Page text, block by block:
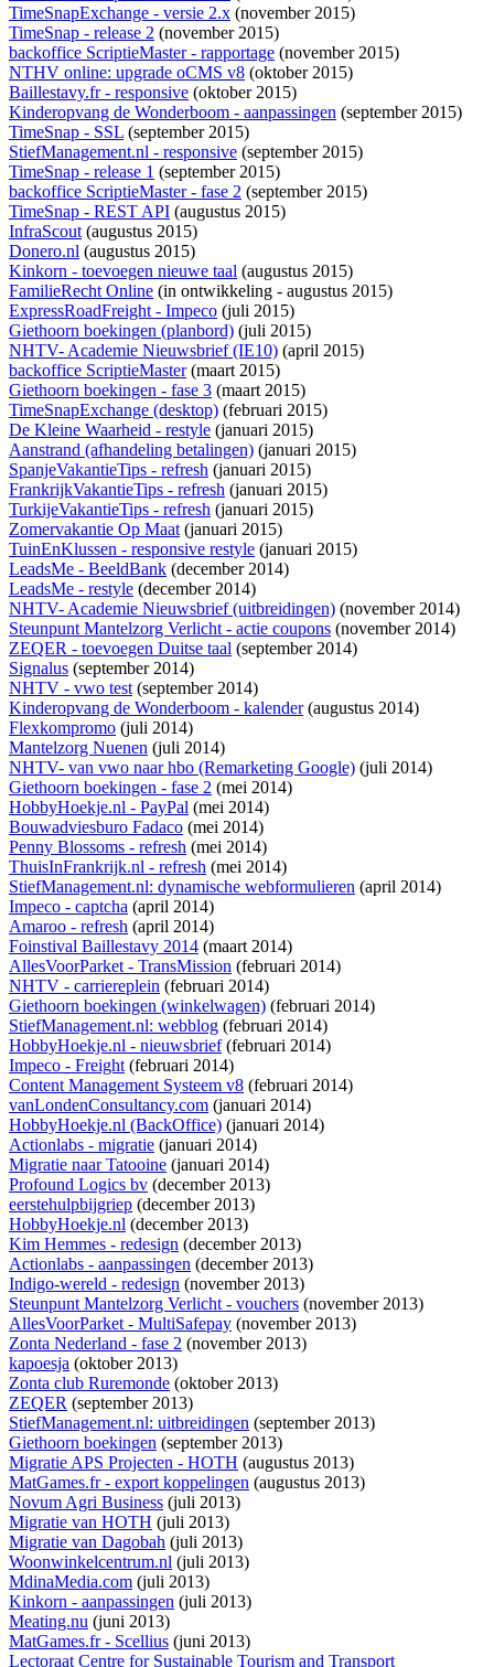
TimeSnapExchange - versie 2.x (november 2015)
TimeSnap - release 2 (november 2015)
backoffice ScriptieMaster - rapportage (november 2015)
NTHV online: upgrade oCMS v8 (oktober 2015)
Baillestavy.fr - responsive (oktober 2015)
Kinderopvang de Wonderboom - aanpassingen (september 2015)
TimeSnap - SSL (september 2015)
StiefManagement.nl - responsive (september 2015)
TimeSnap - release 1 (september 2015)
backoffice ScriptieMaster - fase 2 (september 2015)
TimeSnap - REST API (augustus 2015)
InfraScout(augustus 2015)
Donero.nl (augustus 2015)
Kinkorn - toevoegen nieuwe taal (augustus 2015)
FamilieRecht Online (in ontwikkeling - augustus 2015)
ExpressRoadFreight - Impeco (juli 2015)
Giethoorn boekingen (planbord) (juli 2015)
NHTV- Academie Nieuwsbrief (IE10) (april 2015)
backoffice ScriptieMaster(maart 2015)
Giethoorn boekingen - fase 3 (maart 2015)
TimeSnapExchange (desktop) (februari 2015)
De Kleine Waarheid - restyle (januari 2015)
Aanstrand (afhandeling betalingen) (januari 2015)
SpanjeVakantieTips - refresh (januari 2015)
FrankrijkVakantieTips - refresh (januari 2015)
TurkijeVakantieTips - refresh (januari 2015)
Zomervakantie Op Maat(januari 2015)
TuinEnKlussen - responsive restyle (januari 2015)
LeadsMe - BeeldBank (december 2014)
LeadsMe - restyle (december 2014)
NHTV- Academie Nieuwsbrief (uitbreidingen) (november 2014)
Steunpunt Mantelzorg Verlicht - actie coupons (november 2014)
ZEQER - toevoegen Duitse taal (september 2014)
Signalus (september 2014)
NHTV - vwo test(september 2014)
Kinderopvang de Wonderboom - kalender(augustus 2014)
Flexkompromo (juli 2014)
Mantelzorg Nuenen (juli 2014)
NHTV- van vwo naar hbo (Remarketing Google) (juli 2014)
Giethoorn boekingen - fase 2 (mei 2014)
HobbyHoekje.nl - PayPal (mei 2014)
Bouwadviesburo Fadaco (mei 2014)
Penny Blossoms - refresh (mei 2014)
ThuisInFrankrijk.nl - refresh (mei 2014)
StiefManagement.nl: dynamische webformulieren (april 2014)
Impeco - captcha (april 2014)
Amaroo - refresh (april 2014)
Foinstival Baillestavy 2014 (maart 2014)
AllesVoorParket - TransMission (februari 2014)
NHTV - carriereplein (februari 2014)
Giethoorn boekingen (winkelwagen) (februari 2014)
StiefManagement.nl: webblog (februari 2014)
HobbyHoekje.nl - nieuwsbrief(februari 2014)
Impeco - Freight(februari 2014)
Content Management Systeem v8 (februari 2014)
vanLondenConsultancy.com (januari 2014)
HobbyHoekje.nl (BackOffice) (januari 2014)
Actionlabs - migratie (januari 2014)
Migratie naar Tatooine (januari 2014)
Profound Logics bv (december 2013)
eerstehulpbijgriep (december 2013)
HobbyHoekje.nl (december 2013)
Kim Hemmes - redesign (december 2013)
Actionlabs - aanpassingen (december 2013)
Indigo-wereld - redesign (november 2013)
Steunpunt Mantelzorg Verlicht - vouchers (november 2013)
AllesVoorParket - MultiSafepay (november 2013)
Zonta Nederland - fase 2 (november 2013)
kapoesja (oktober 2013)
Zonta club Ruremonde (oktober 2013)
ZEQER (september 2013)
StiefManagement.nl: uitbreidingen (september 2013)
Giethoorn boekingen (september 2013)
Migratie APS Projecten - HOTH (augustus 2013)
MatGames.fr - export koppelingen (augustus 2013)
Novum Agri Business (juli 2013)
Migratie van HOTH (juli 2013)
Migratie van Dagobah (juli 2013)
Woonwinkelcentrum.nl (juli 2013)
MdinaMedia.com (juli 2013)
Kinkorn - aanpassingen (juli 2013)
Meating.nu (juni 2013)
MatGames.fr - Scellius (juni 2013)
Lectoraat Centre for Sustainable Tourism and Transport